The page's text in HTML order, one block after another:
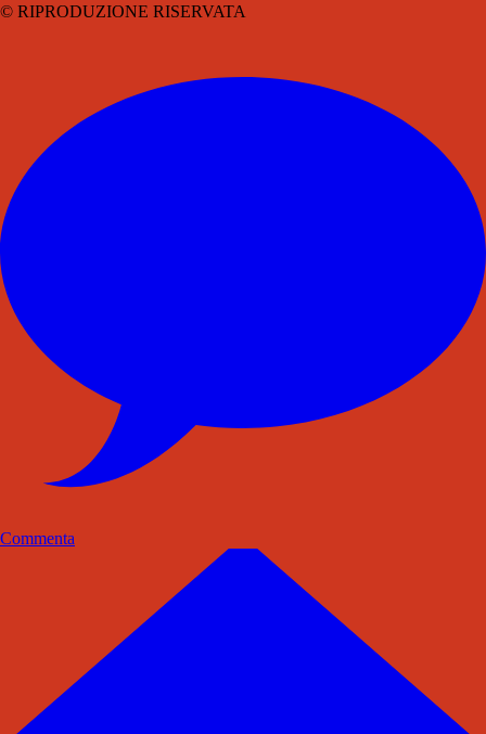
© RIPRODUZIONE RISERVATA
Commenta